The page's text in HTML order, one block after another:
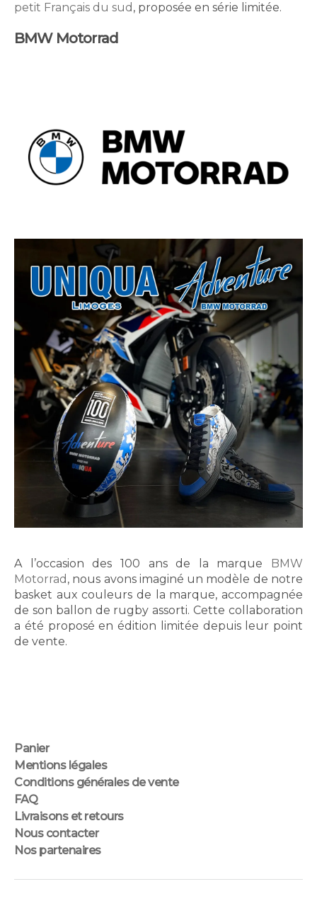
petit Français du sud , proposée en série limitée.
BMW Motorrad
A l’occasion des 100 ans de la marque BMW
Motorrad , nous avons imaginé un modèle de notre
basket aux couleurs de la marque, accompagnée
de son ballon de rugby assorti. Cette collaboration
a été proposé en édition limitée depuis leur point
de vente.
Panier
Mentions légales
Conditions générales de vente
FAQ
Livraisons et retours
Nous contacter
Nos partenaires